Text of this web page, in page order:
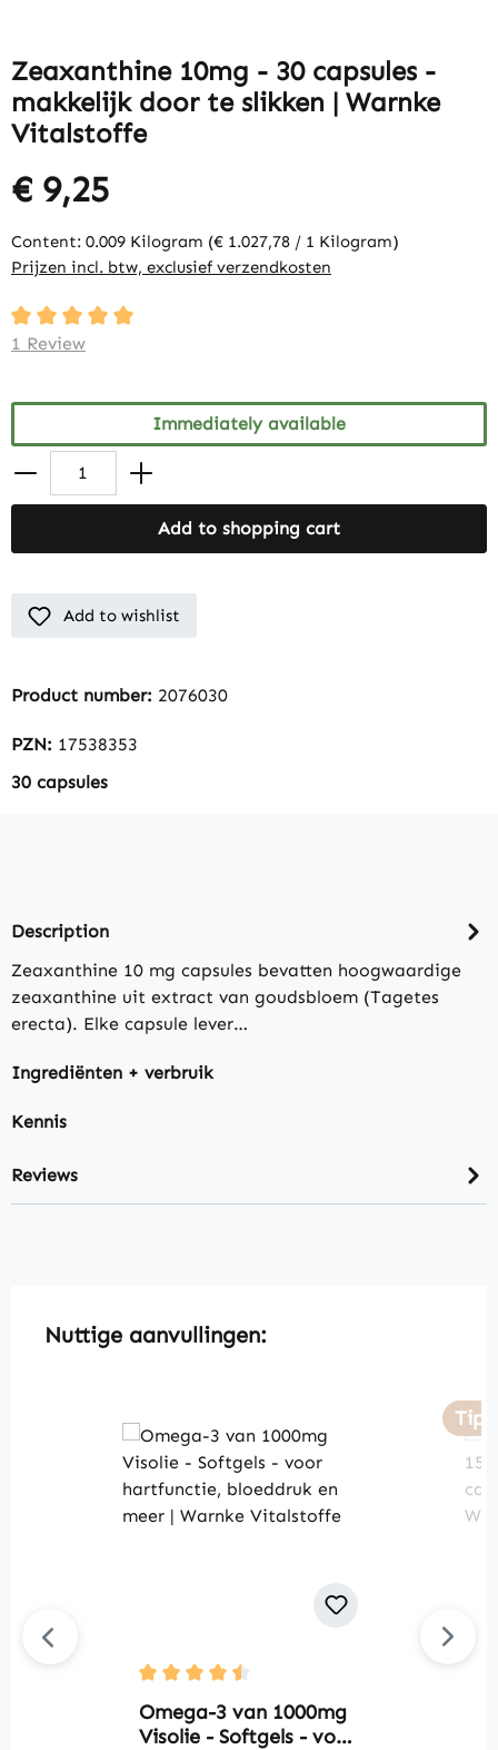
Zeaxanthine 10mg - 30 capsules -
makkelijk door te slikken | Warnke
Vitalstoffe
€ 9,25
Content: 0.009 Kilogram (€ 1.027,78 / 1 Kilogram)
Prijzen incl. btw, exclusief verzendkosten
Average rating of 5 out of 5 stars
1 Review
Immediately available
Add to shopping cart
Add to wishlist
Product number: 2076030
PZN: 17538353
30 capsules
Description
Zeaxanthine 10 mg capsules bevatten hoogwaardige
zeaxanthine uit extract van goudsbloem (Tagetes
erecta). Elke capsule lever…
Ingrediënten + verbruik
Kennis
Reviews
Skip product gallery
Nuttige aanvullingen:
Average rating of 4.5 out of 5 stars
Omega-3 van 1000mg
Visolie - Softgels - voor
Tip